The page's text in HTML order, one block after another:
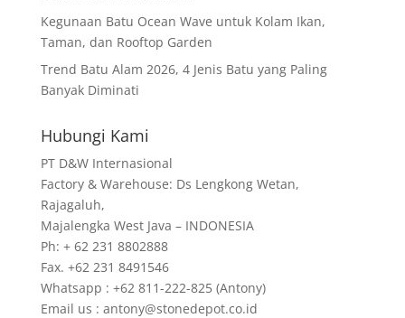
Kegunaan Batu Ocean Wave untuk Kolam Ikan,
Taman, dan Rooftop Garden
Trend Batu Alam 2026, 4 Jenis Batu yang Paling
Banyak Diminati
Hubungi Kami
PT D&W Internasional
Factory & Warehouse: Ds Lengkong Wetan,
Rajagaluh,
Majalengka West Java – INDONESIA
Ph: + 62 231 8802888
Fax. +62 231 8491546
Whatsapp : +62 811-222-825 (Antony)
Email us : antony@stonedepot.co.id